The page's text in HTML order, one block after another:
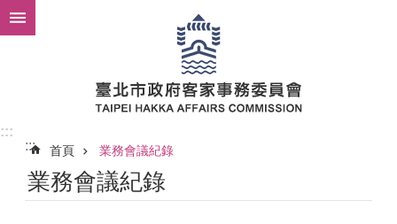
跳到主要內容區塊
:::
:::
首頁 業務會議紀錄
業務會議紀錄